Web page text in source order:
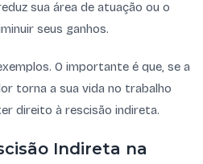
sua área de atuação ou o
seus ganhos.
O importante é que, se a
torna a sua vida no trabalho
direito à rescisão indireta.
Indireta na